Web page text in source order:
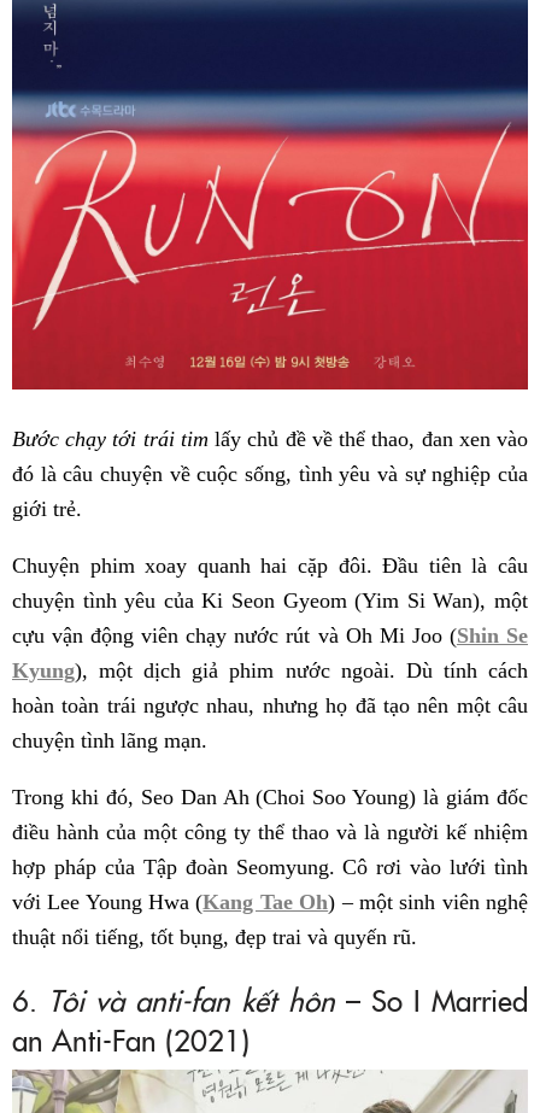
Bước chạy tới trái tim lấy chủ đề về thể thao, đan xen vào
đó là câu chuyện về cuộc sống, tình yêu và sự nghiệp của
giới trẻ.
Chuyện phim xoay quanh hai cặp đôi. Đầu tiên là câu
chuyện tình yêu của Ki Seon Gyeom (Yim Si Wan), một
cựu vận động viên chạy nước rút và Oh Mi Joo (Shin Se
Kyung), một dịch giả phim nước ngoài. Dù tính cách
hoàn toàn trái ngược nhau, nhưng họ đã tạo nên một câu
chuyện tình lãng mạn.
Trong khi đó, Seo Dan Ah (Choi Soo Young) là giám đốc
điều hành của một công ty thể thao và là người kế nhiệm
hợp pháp của Tập đoàn Seomyung. Cô rơi vào lưới tình
với Lee Young Hwa (Kang Tae Oh) – một sinh viên nghệ
thuật nổi tiếng, tốt bụng, đẹp trai và quyến rũ.
6. Tôi và anti-fan kết hôn– So I Married
an Anti-Fan (2021)